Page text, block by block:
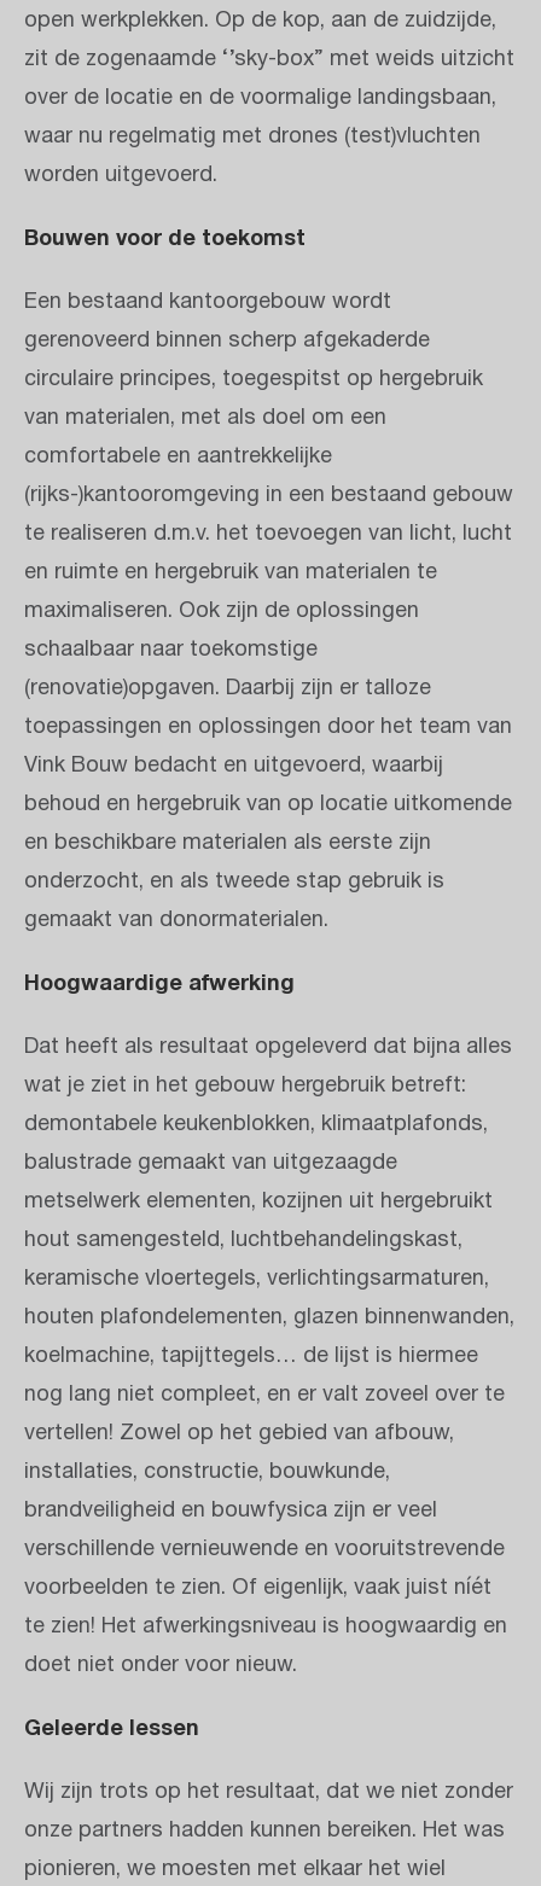
open werkplekken. Op de kop, aan de zuidzijde,
zit de zogenaamde ‘’sky-box” met weids uitzicht
over de locatie en de voormalige landingsbaan,
waar nu regelmatig met drones (test)vluchten
worden uitgevoerd.
Bouwen voor de toekomst
Een bestaand kantoorgebouw wordt
gerenoveerd binnen scherp afgekaderde
circulaire principes, toegespitst op hergebruik
van materialen, met als doel om een
comfortabele en aantrekkelijke
(rijks-)kantooromgeving in een bestaand gebouw
te realiseren d.m.v. het toevoegen van licht, lucht
en ruimte en hergebruik van materialen te
maximaliseren. Ook zijn de oplossingen
schaalbaar naar toekomstige
(renovatie)opgaven. Daarbij zijn er talloze
toepassingen en oplossingen door het team van
Vink Bouw bedacht en uitgevoerd, waarbij
behoud en hergebruik van op locatie uitkomende
en beschikbare materialen als eerste zijn
onderzocht, en als tweede stap gebruik is
gemaakt van donormaterialen.
Hoogwaardige afwerking
Dat heeft als resultaat opgeleverd dat bijna alles
wat je ziet in het gebouw hergebruik betreft:
demontabele keukenblokken, klimaatplafonds,
balustrade gemaakt van uitgezaagde
metselwerk elementen, kozijnen uit hergebruikt
hout samengesteld, luchtbehandelingskast,
keramische vloertegels, verlichtingsarmaturen,
houten plafondelementen, glazen binnenwanden,
koelmachine, tapijttegels… de lijst is hiermee
nog lang niet compleet, en er valt zoveel over te
vertellen! Zowel op het gebied van afbouw,
installaties, constructie, bouwkunde,
brandveiligheid en bouwfysica zijn er veel
verschillende vernieuwende en vooruitstrevende
voorbeelden te zien. Of eigenlijk, vaak juist níét
te zien! Het afwerkingsniveau is hoogwaardig en
doet niet onder voor nieuw.
Geleerde lessen
Wij zijn trots op het resultaat, dat we niet zonder
onze partners hadden kunnen bereiken. Het was
pionieren, we moesten met elkaar het wiel